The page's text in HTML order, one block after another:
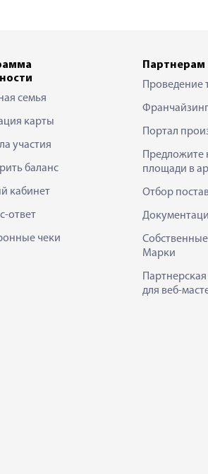
семья
карты
участия
баланс
кабинет
ответ
чеки
Партнерам
Проведение
Франчайзинг
Портал
Предложите
площади в
Отбор
Марки
для веб-